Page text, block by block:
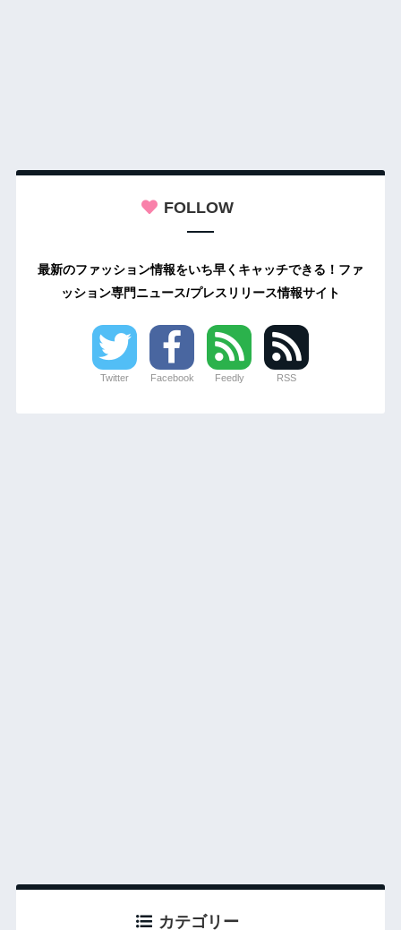
FOLLOW
最新のファッション情報をいち早くキャッチできる！ファ
ッション専門ニュース/プレスリリース情報サイト
Twitter Facebook Feedly RSS
カテゴリー